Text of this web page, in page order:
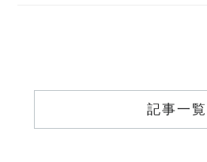
記事一覧
お客様の声